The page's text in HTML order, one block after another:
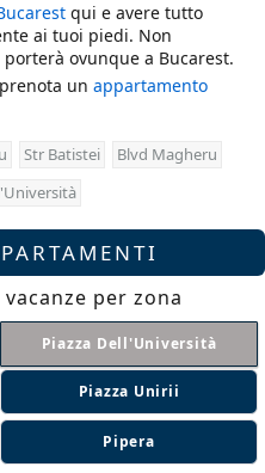
qui e avere tutto
ai tuoi piedi. Non
ovunque a Bucarest.
un appartamento
Str Batistei
Blvd Magheru
per zona
Piazza Dell'Università
Piazza Unirii
Pipera